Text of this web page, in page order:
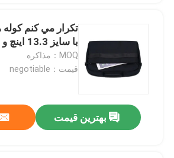
تکرار مي کنم
با سايز 13.3 اينچ و 15.4 اينچ
MOQ：مذاکره
قیمت：negotiable
بهترین قیمت